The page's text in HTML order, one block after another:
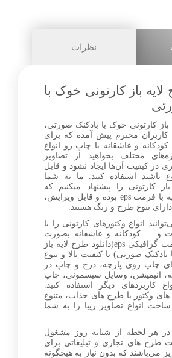
0
نظرات
لایه باز کارتونی خوک با
باز کارتونی خوک با بادکنک صورتی،
کاربران محترم پیش آمده که برای
کودکانه و عاشقانه یا چاپ رو انواع
مختلف بخواهید از تصاویر
در کیفیت آن‌ها ایجاد نشود و قابل
باشند استفاده کنید. ما به شما
کارتونی را پیشنهاد میکنیم که
تصاویری لایه لایه با فرمت eps بوده و قابل ویرایش،
دارای تنوع طرح و رنگ هستند.
انواع وکتورهای کارتونی را با
و … کودکانه و عاشقانه بصورت
لایه باز و با فرمت گرافیکی eps(دانلود طرح لایه باز
صورتی) با کیفیت بالا و تنوع
چاپ روی پارچه، درج و چاپ در
انیمیشن، وسایل سیسمونی، چاپ
کاربردهای دیگر استفاده کنید.
های وکتور با طرح های جذاب، متنوع
انواع تصاویر زیبا را به شما
در هر لحظه از شبانه روز مشغول
های تجاری و تبلیغاتی برای
می‌باشند که بدون نیاز به هیچگونه